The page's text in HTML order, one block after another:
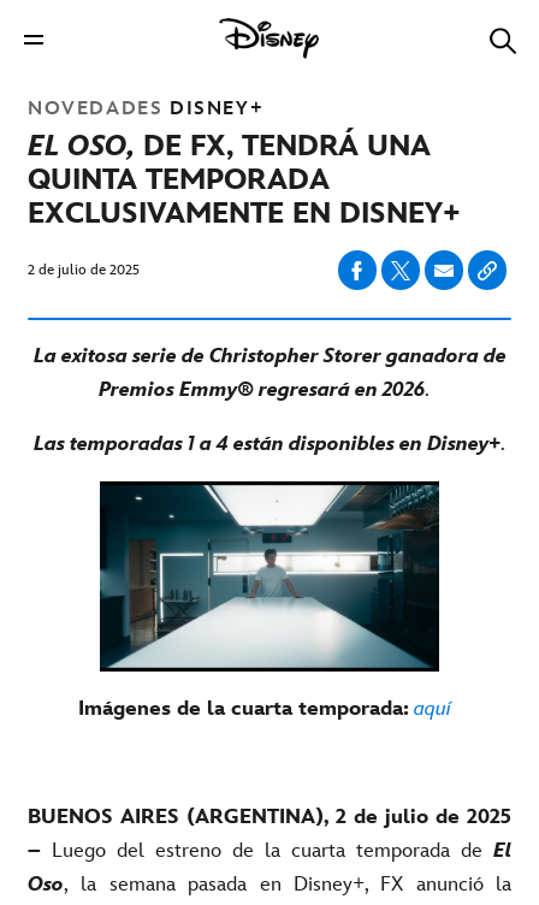
NOVEDADES DISNEY+
EL OSO, DE FX, TENDRÁ UNA
QUINTA TEMPORADA
EXCLUSIVAMENTE EN DISNEY+
2 de julio de 2025
La exitosa serie de Christopher Storer ganadora de
Premios Emmy® regresará en 2026.
Las temporadas 1 a 4 están disponibles en Disney+.
Imágenes de la cuarta temporada: aquí
BUENOS AIRES (ARGENTINA), 2 de julio de 2025
– Luego del estreno de la cuarta temporada de El
Oso, la semana pasada en Disney+, FX anunció la